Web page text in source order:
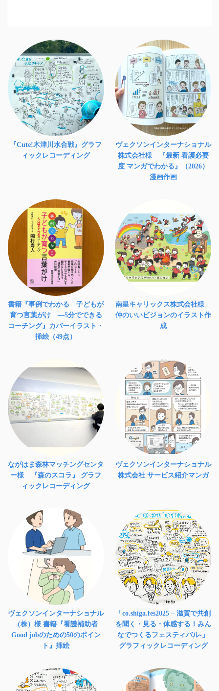
『Cute!木津川水合戦』グラフ
ィックレコーディング
ヴェクソンインターナショナル
株式会社様 『最新 看護必要
度 マンガでわかる』（2026）
漫画作画
書籍『事例でわかる 子どもが
育つ言葉がけ ―5分でできる
コーチング』カバーイラスト・
挿絵（49点）
南星キャリックス株式会社様
仲のいいビジョンのイラスト作
成
ながはま森林マッチングセンタ
ー様 『森のスコラ』 グラフ
ィックレコーディング
ヴェクソンインターナショナル
株式会社 サービス紹介マンガ
ヴェクソンインターナショナル
（株）様 書籍『看護補助者
Good jobのための50のポイン
ト』挿絵
「co.shiga.fes2025 – 滋賀で共創
を聞く・見る・体感する！みん
なでつくるフェスティバル-」
グラフィックレコーディング